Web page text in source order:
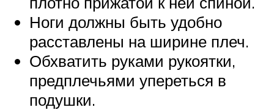
Ноги должны быть удобно
расставлены на ширине плеч.
Обхватить руками рукоятки,
предплечьями упереться в
подушки.